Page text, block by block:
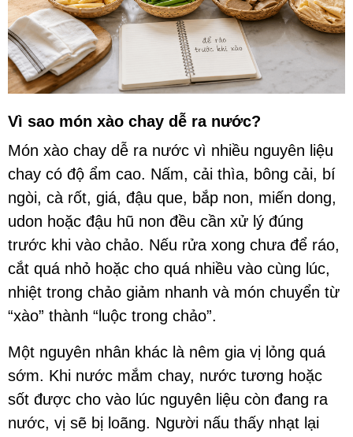
Vì sao món xào chay dễ ra nước?
Món xào chay dễ ra nước vì nhiều nguyên liệu
chay có độ ẩm cao. Nấm, cải thìa, bông cải, bí
ngòi, cà rốt, giá, đậu que, bắp non, miến dong,
udon hoặc đậu hũ non đều cần xử lý đúng
trước khi vào chảo. Nếu rửa xong chưa để ráo,
cắt quá nhỏ hoặc cho quá nhiều vào cùng lúc,
nhiệt trong chảo giảm nhanh và món chuyển từ
“xào” thành “luộc trong chảo”.
Một nguyên nhân khác là nêm gia vị lỏng quá
sớm. Khi nước mắm chay, nước tương hoặc
sốt được cho vào lúc nguyên liệu còn đang ra
nước, vị sẽ bị loãng. Người nấu thấy nhạt lại